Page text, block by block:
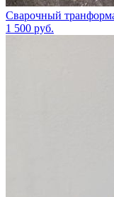
Сварочный
1 500 руб.